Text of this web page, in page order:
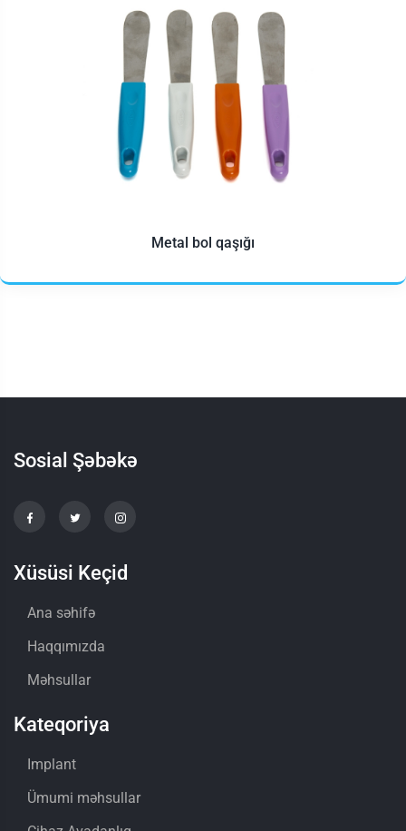
Metal bol qaşığı
Sosial Şəbəkə
Xüsüsi Keçid
Ana səhifə
Haqqımızda
Məhsullar
Kateqoriya
Implant
Ümumi məhsullar